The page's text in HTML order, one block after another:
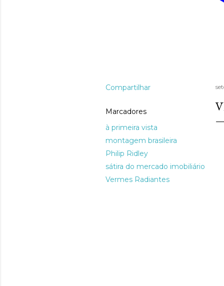
Compartilhar
Marcadores
à primeira vista
montagem brasileira
Philip Ridley
sátira do mercado imobiliário
Vermes Radiantes